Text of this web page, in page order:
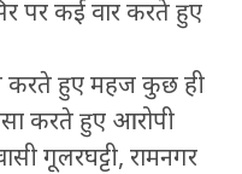
पर कई वार करते हुए
करते हुए महज कुछ ही
करते हुए आरोपी
गूलरघट्टी, रामनगर